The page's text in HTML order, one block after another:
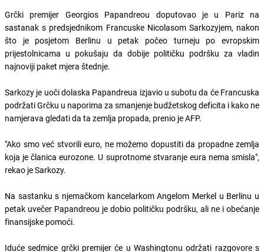
Grčki premijer Georgios Papandreou doputovao je u Pariz na
sastanak s predsjednikom Francuske Nicolasom Sarkozyjem, nakon
što je posjetom Berlinu u petak počeo turneju po evropskim
prijestolnicama u pokušaju da dobije političku podršku za vladin
najnoviji paket mjera štednje.
Sarkozy je uoči dolaska Papandreua izjavio u subotu da će Francuska
podržati Grčku u naporima za smanjenje budžetskog deficita i kako ne
namjerava gledati da ta zemlja propada, prenio je AFP.
"Ako smo već stvorili euro, ne možemo dopustiti da propadne zemlja
koja je članica eurozone. U suprotnome stvaranje eura nema smisla",
rekao je Sarkozy.
Na sastanku s njemačkom kancelarkom Angelom Merkel u Berlinu u
petak uvečer Papandreou je dobio političku podršku, ali ne i obećanje
finansijske pomoći.
Iduće sedmice grčki premijer će u Washingtonu održati razgovore s